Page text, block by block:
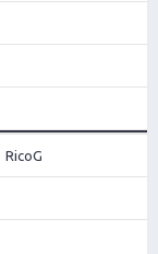
RicoG